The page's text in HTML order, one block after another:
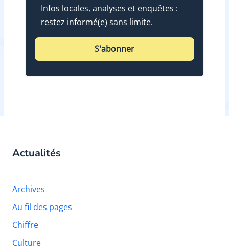
Infos locales, analyses et enquêtes :
restez informé(e) sans limite.
S'abonner
Actualités
Archives
Au fil des pages
Chiffre
Culture